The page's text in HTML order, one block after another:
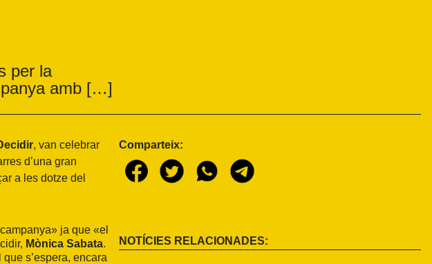
per la
amb […]
, van celebrar
d’una gran
a les dotze del
ja que «el
Mònica Sabata.
s’espera, encara
Comparteix:
NOTÍCIES RELACIONADES: